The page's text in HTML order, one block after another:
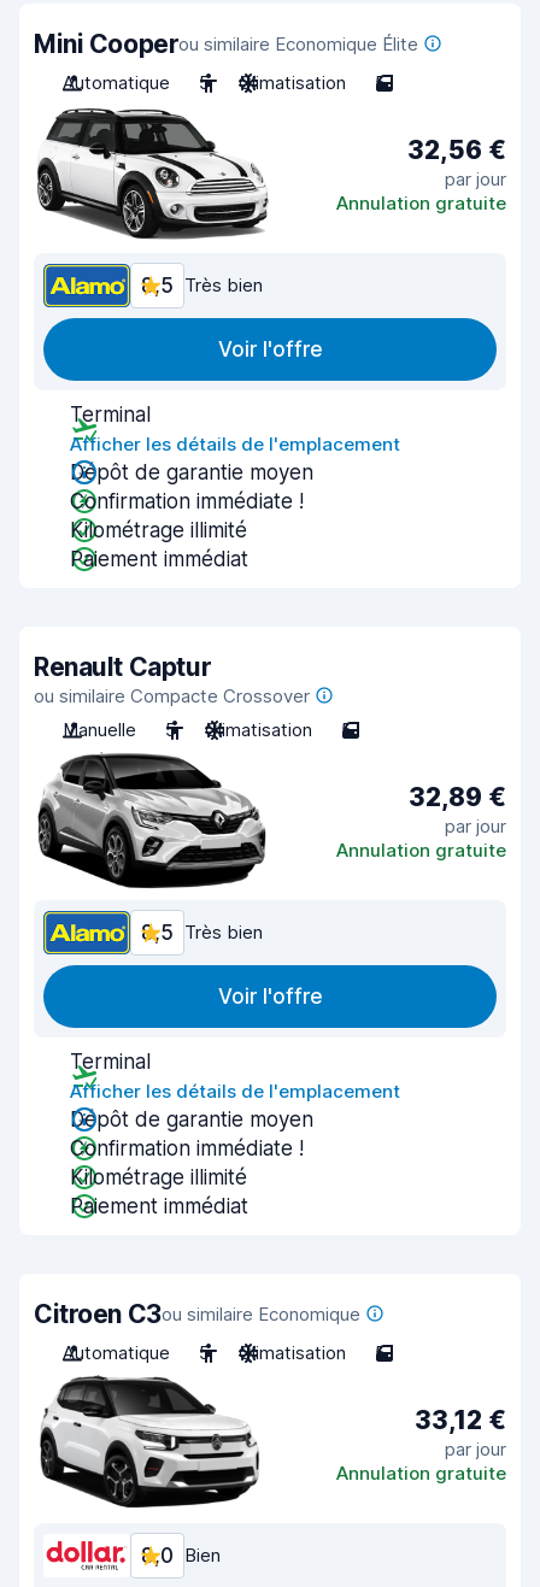
Mini Cooperou similaire Economique Élite
Automatique
5 Climatisation 5
32,56 €
par jour
Annulation gratuite
8,5 Très bien
Voir l'offre
Terminal
Afficher les détails de l'emplacement
Dépôt de garantie moyen
Confirmation immédiate !
Kilométrage illimité
Paiement immédiat
Renault Captur
ou similaire Compacte Crossover
Manuelle
5 Climatisation 5
32,89 €
par jour
Annulation gratuite
8,5 Très bien
Voir l'offre
Terminal
Afficher les détails de l'emplacement
Dépôt de garantie moyen
Confirmation immédiate !
Kilométrage illimité
Paiement immédiat
Citroen C3ou similaire Economique
Automatique
5 Climatisation 5
33,12 €
par jour
Annulation gratuite
8,0 Bien